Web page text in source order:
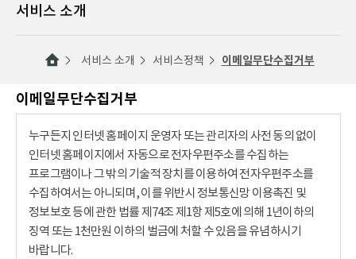
서비스 소개
서비스 소개 서비스정책 이메일무단수집거부
이메일무단수집거부
누구든지 인터넷 홈페이지 운영자 또는 관리자의 사전 동의 없이
인터넷 홈페이지에서 자동으로 전자우편주소를 수집하는
프로그램이나 그 밖의 기술적 장치를 이용하여 전자우편주소를
수집하여서는 아니되며, 이를 위반시 정보통신망 이용촉진 및
정보보호 등에 관한 법률 제74조 제1항 제5호에 의해 1년이하의
징역 또는 1천만원 이하의 벌금에 처할 수 있음을 유념하시기
바랍니다.